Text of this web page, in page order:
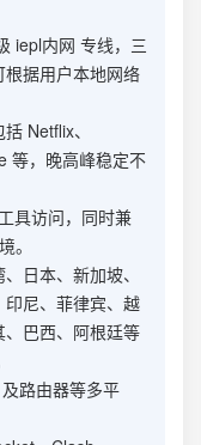
iepl内网 专线，三
据用户本地网络
Netflix、
等，晚高峰稳定不
具访问，同时兼
。
日本、新加坡、
尼、菲律宾、越
巴西、阿根廷等
路由器等多平